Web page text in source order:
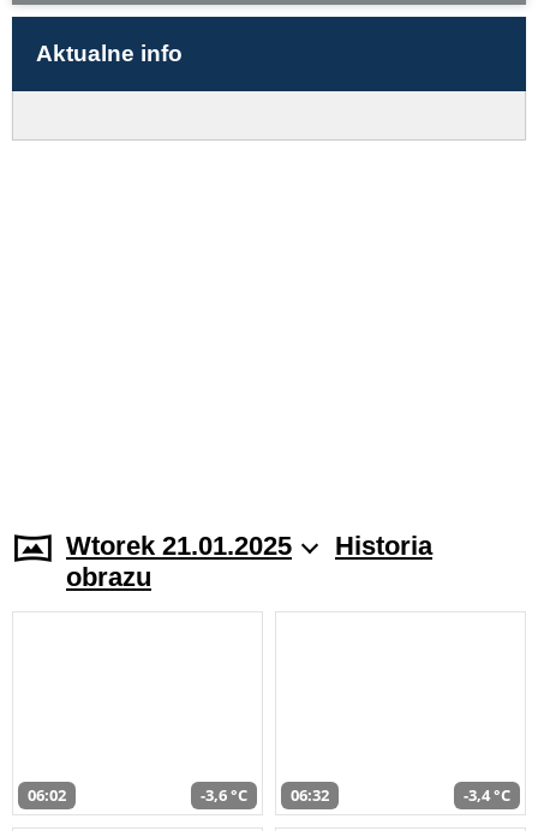
Aktualne info
Wtorek 21.01.2025
Historia
obrazu
06:02 -3,6 °C 06:32 -3,4 °C